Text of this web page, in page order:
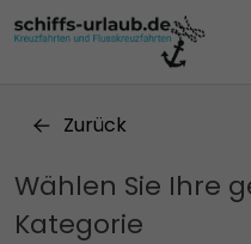
Zurück
Wählen Sie Ihre
Kategorie